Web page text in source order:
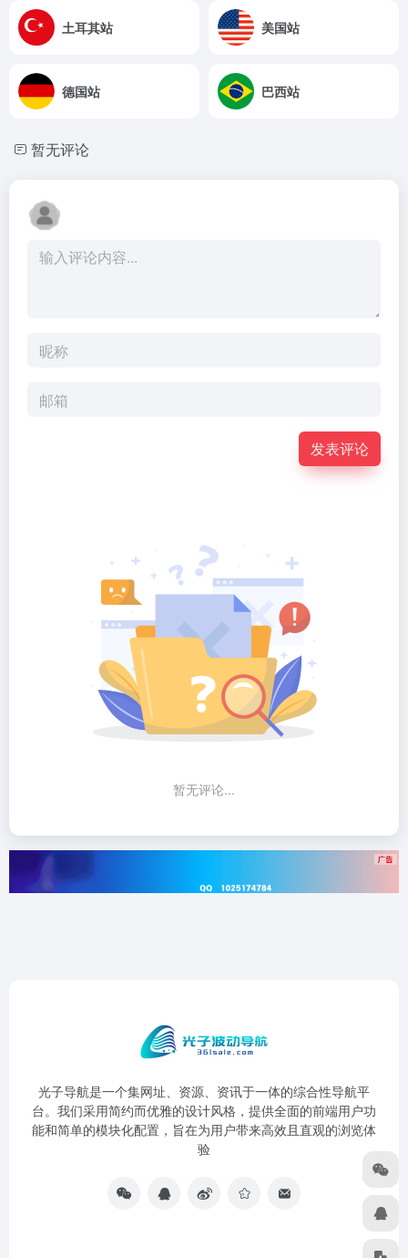
土耳其站 美国站
德国站 巴西站
暂无评论
发表评论
暂无评论...
光子导航是一个集网址、资源、资讯于一体的综合性导航平
台。我们采用简约而优雅的设计风格，提供全面的前端用户功
能和简单的模块化配置，旨在为用户带来高效且直观的浏览体
验